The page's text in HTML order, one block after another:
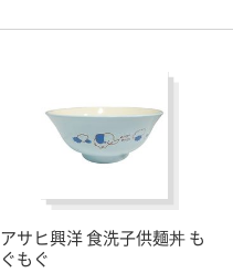
アサヒ興洋 食洗子供麺丼 も
ぐもぐ